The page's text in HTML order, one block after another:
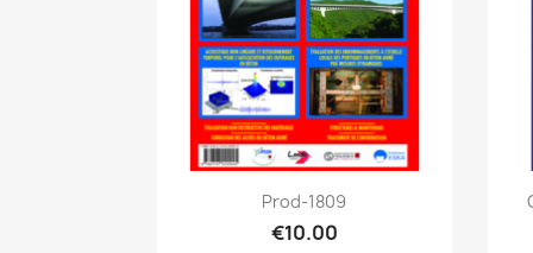
Quick view
Prod-1809
€10.00